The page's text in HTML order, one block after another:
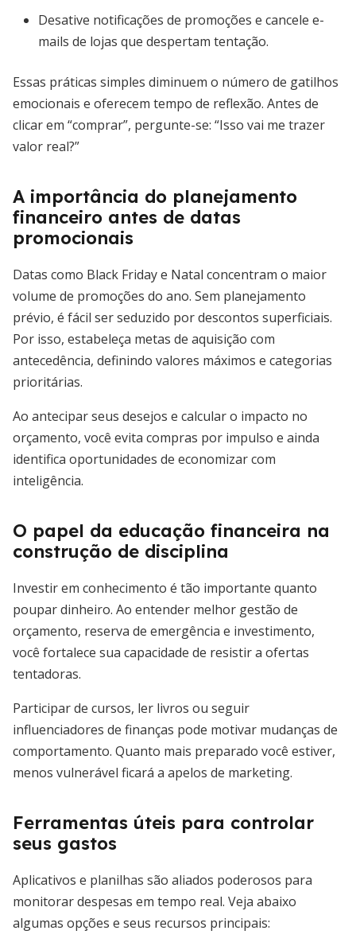
Desative notificações de promoções e cancele e-
mails de lojas que despertam tentação.
Essas práticas simples diminuem o número de gatilhos
emocionais e oferecem tempo de reflexão. Antes de
clicar em “comprar”, pergunte-se: “Isso vai me trazer
valor real?”
A importância do planejamento
financeiro antes de datas
promocionais
Datas como Black Friday e Natal concentram o maior
volume de promoções do ano. Sem planejamento
prévio, é fácil ser seduzido por descontos superficiais.
Por isso, estabeleça metas de aquisição com
antecedência, definindo valores máximos e categorias
prioritárias.
Ao antecipar seus desejos e calcular o impacto no
orçamento, você evita compras por impulso e ainda
identifica oportunidades de economizar com
inteligência.
O papel da educação financeira na
construção de disciplina
Investir em conhecimento é tão importante quanto
poupar dinheiro. Ao entender melhor gestão de
orçamento, reserva de emergência e investimento,
você fortalece sua capacidade de resistir a ofertas
tentadoras.
Participar de cursos, ler livros ou seguir
influenciadores de finanças pode motivar mudanças de
comportamento. Quanto mais preparado você estiver,
menos vulnerável ficará a apelos de marketing.
Ferramentas úteis para controlar
seus gastos
Aplicativos e planilhas são aliados poderosos para
monitorar despesas em tempo real. Veja abaixo
algumas opções e seus recursos principais: